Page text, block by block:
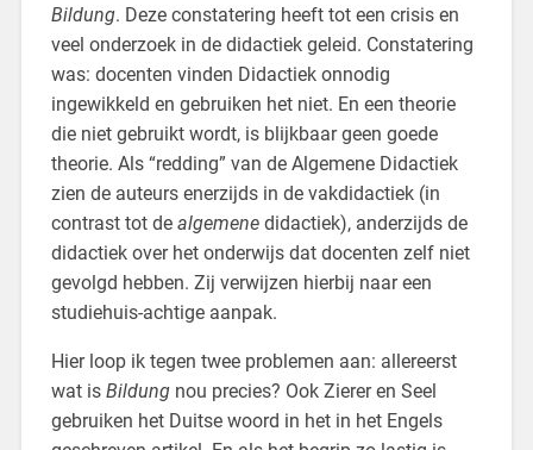
Bildung. Deze constatering heeft tot een crisis en
veel onderzoek in de didactiek geleid. Constatering
was: docenten vinden Didactiek onnodig
ingewikkeld en gebruiken het niet. En een theorie
die niet gebruikt wordt, is blijkbaar geen goede
theorie. Als “redding” van de Algemene Didactiek
zien de auteurs enerzijds in de vakdidactiek (in
contrast tot de algemenedidactiek), anderzijds de
didactiek over het onderwijs dat docenten zelf niet
gevolgd hebben. Zij verwijzen hierbij naar een
studiehuis-achtige aanpak.
Hier loop ik tegen twee problemen aan: allereerst
wat is Bildungnou precies? Ook Zierer en Seel
gebruiken het Duitse woord in het in het Engels